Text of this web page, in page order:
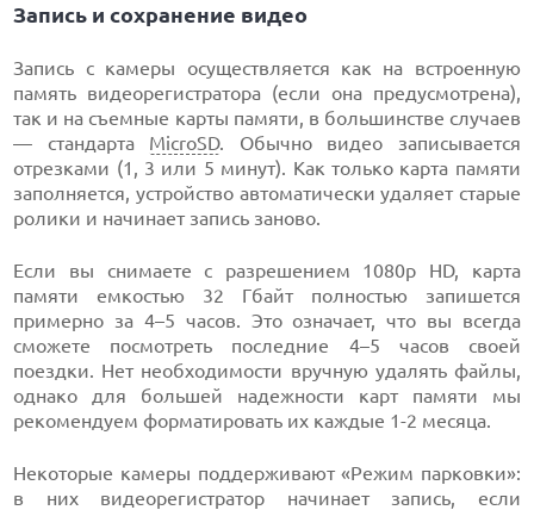
Запись и сохранение видео
Запись с камеры осуществляется как на встроенную
память видеорегистратора (если она предусмотрена),
так и на съемные карты памяти, в большинстве случаев
— стандарта MicroSD. Обычно видео записывается
отрезками (1, 3 или 5 минут). Как только карта памяти
заполняется, устройство автоматически удаляет старые
ролики и начинает запись заново.
Если вы снимаете с разрешением 1080p HD, карта
памяти емкостью 32 Гбайт полностью запишется
примерно за 4–5 часов. Это означает, что вы всегда
сможете посмотреть последние 4–5 часов своей
поездки. Нет необходимости вручную удалять файлы,
однако для большей надежности карт памяти мы
рекомендуем форматировать их каждые 1-2 месяца.
Некоторые камеры поддерживают «Режим парковки»:
в них видеорегистратор начинает запись, если